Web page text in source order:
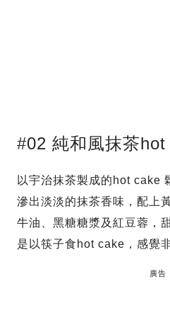
#02 純和風抹茶
以宇治抹茶製成的hot cake
滲出淡淡的抹茶香味，配上
牛油、黑糖糖漿及紅豆蓉，
是以筷子食hot cake，感覺
廣告